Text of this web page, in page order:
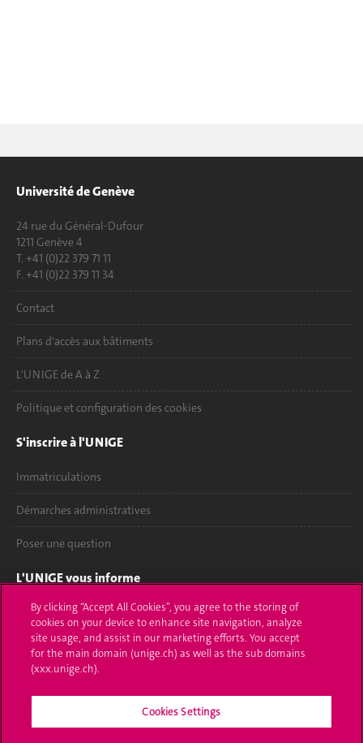
Université de Genève
24 rue du Général-Dufour
1211 Genève 4
T. +41 (0)22 379 71 11
F. +41 (0)22 379 11 34
Contact
Plans d'accès aux bâtiments
L'UNIGE de A à Z
Politique et configuration des cookies
S'inscrire à l'UNIGE
Immatriculations
Démarches administratives
Poser une question
L'UNIGE vous informe
UNIGE Mobile
Médias
Offres d'emploi
By clicking “Accept All Cookies”, you agree to the storing of
cookies on your device to enhance site navigation, analyze
site usage, and assist in our marketing efforts. You accept
for the main domain (unige.ch) as well as the sub domains
(xxx.unige.ch).
Cookies Settings